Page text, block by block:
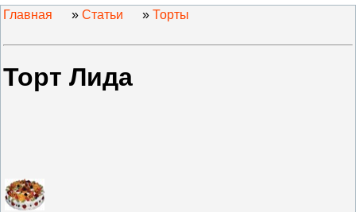
Главная » Статьи » Торты
Торт Лида